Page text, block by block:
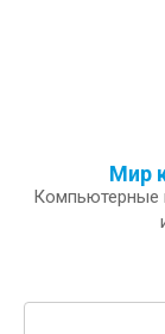
Мир
Компьютерные
Поиск: